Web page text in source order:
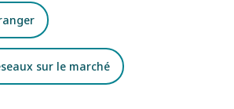
sur le marché